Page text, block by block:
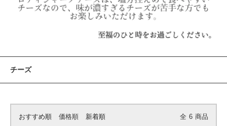
チーズ
おすすめ順 価格順 新着順 全 6 商品